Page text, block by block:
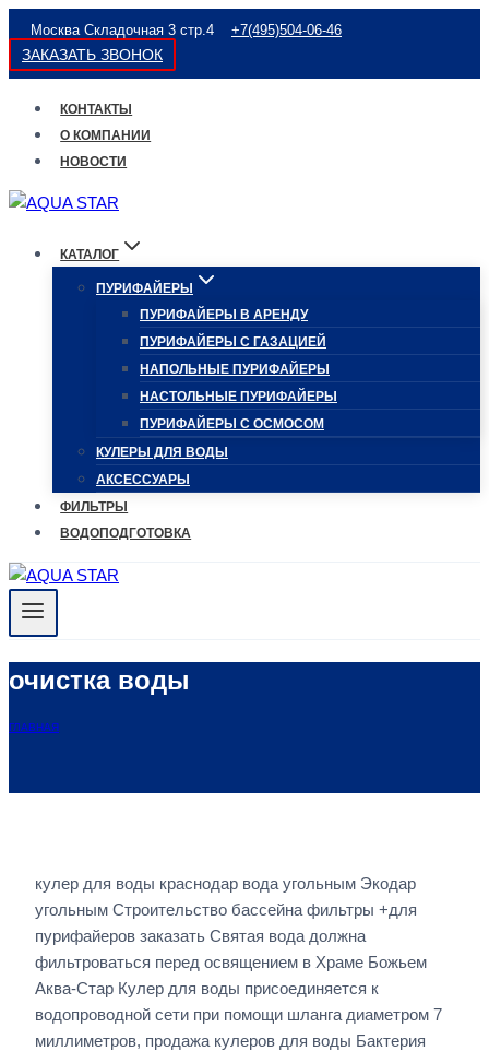
Перейти
к
содержимому
Москва Складочная 3 стр.4 +7(495)504-06-46
ЗАКАЗАТЬ ЗВОНОК
КОНТАКТЫ
О КОМПАНИИ
НОВОСТИ
КАТАЛОГ
ПУРИФАЙЕРЫ
ПУРИФАЙЕРЫ В АРЕНДУ
ПУРИФАЙЕРЫ С ГАЗАЦИЕЙ
НАПОЛЬНЫЕ ПУРИФАЙЕРЫ
НАСТОЛЬНЫЕ ПУРИФАЙЕРЫ
ПУРИФАЙЕРЫ С ОСМОСОМ
КУЛЕРЫ ДЛЯ ВОДЫ
АКСЕССУАРЫ
ФИЛЬТРЫ
ВОДОПОДГОТОВКА
очистка воды
ГЛАВНАЯ
кулер для воды краснодар вода угольным Экодар
угольным Строительство бассейна фильтры +для
пурифайеров заказать Святая вода должна
фильтроваться перед освящением в Храме Божьем
Аква-Стар Кулер для воды присоединяется к
водопроводной сети при помощи шланга диаметром 7
миллиметров, продажа кулеров для воды Бактерия